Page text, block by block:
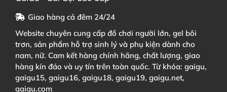
Giao hàng cả đêm 24/24
Website chuyên cung cấp đồ chơi người lớn, gel bôi
trơn, sản phẩm hỗ trợ sinh lý và phụ kiện dành cho
nam, nữ. Cam kết hàng chính hãng, chất lượng, giao
hàng kín đáo và uy tín trên toàn quốc. Từ khóa: gaigu,
gaigu15, gaigu16, gaigu18, gaigu19, gaigu.net,
gaigu.com